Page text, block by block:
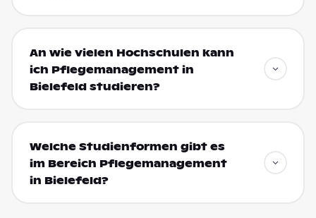
An wie vielen Hochschulen kann
ich Pflegemanagement in
Bielefeld studieren?
Welche Studienformen gibt es
im Bereich Pflegemanagement
in Bielefeld?